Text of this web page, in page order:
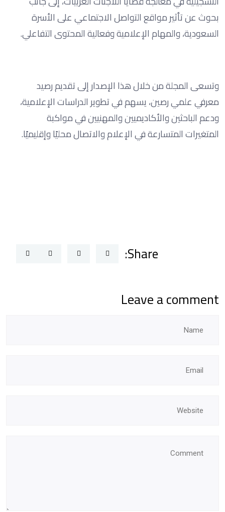
بحوث عن تأثير مواقع التواصل الاجتماعي على الأسرة
السعودية، والمهام الإعلامية وفعالية المحتوى التفاعلي.
وتسعى المجلة من خلال هذا الإصدار إلى تقديم رصيد
معرفي علمي رصين، يسهم في تطوير الدراسات الإعلامية،
ودعم الباحثين والأكاديميين والمهنيين في مواكبة
المتغيرات المتسارعة في الإعلام والاتصال محليًا وإقليميًا.
Share:
Leave a comment